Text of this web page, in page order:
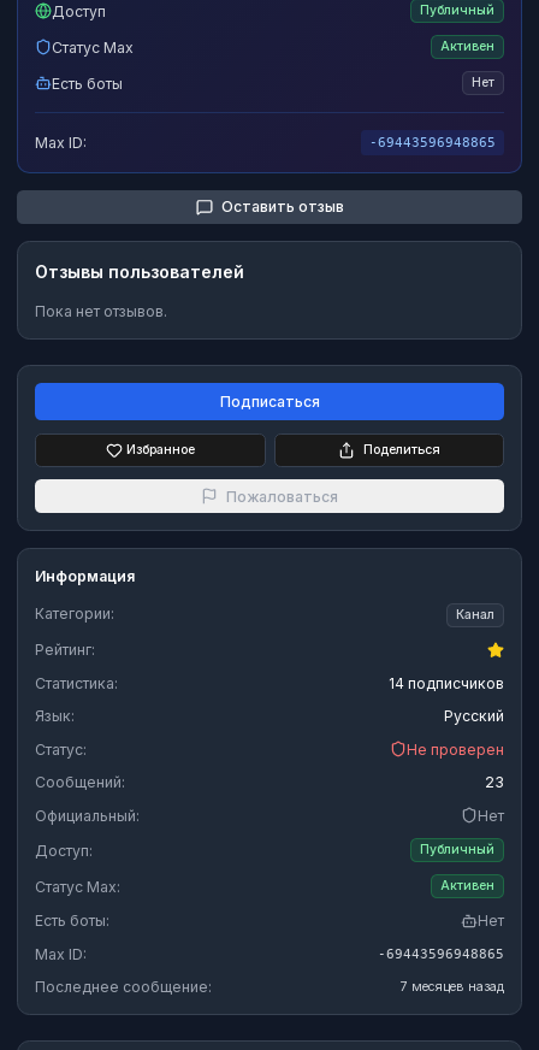
Доступ Публичный
Статус Max Активен
Есть боты Нет
Max ID: -69443596948865
Оставить отзыв
Отзывы пользователей
Пока нет отзывов.
Подписаться
Избранное Поделиться
Пожаловаться
Информация
Категории: Канал
Рейтинг:
Статистика:
14 подписчиков
Язык:
Русский
Статус:
Не проверен
Сообщений:
23
Официальный:
Нет
Доступ:
Публичный
Статус Max: Активен
Есть боты:
Нет
Max ID:
-69443596948865
Последнее сообщение: 7 месяцев назад